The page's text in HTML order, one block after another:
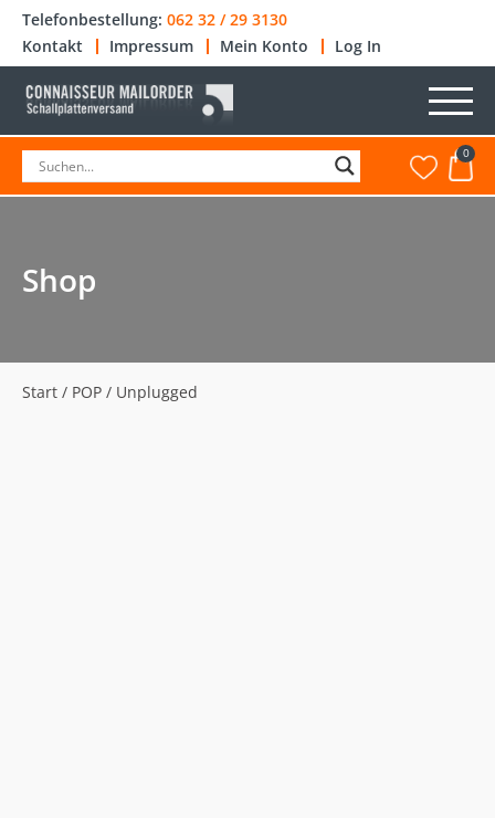
Telefonbestellung: 062 32 / 29 3130
Kontakt
Impressum Mein Konto Log In
0
Shop
Start / POP / Unplugged